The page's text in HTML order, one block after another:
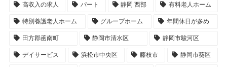
高収入の求人 パート 静岡 西部 有料老人ホーム
特別養護老人ホーム グループホーム 年間休日が多め
田方郡函南町 静岡市清水区 静岡市駿河区
デイサービス 浜松市中央区 藤枝市 静岡市葵区